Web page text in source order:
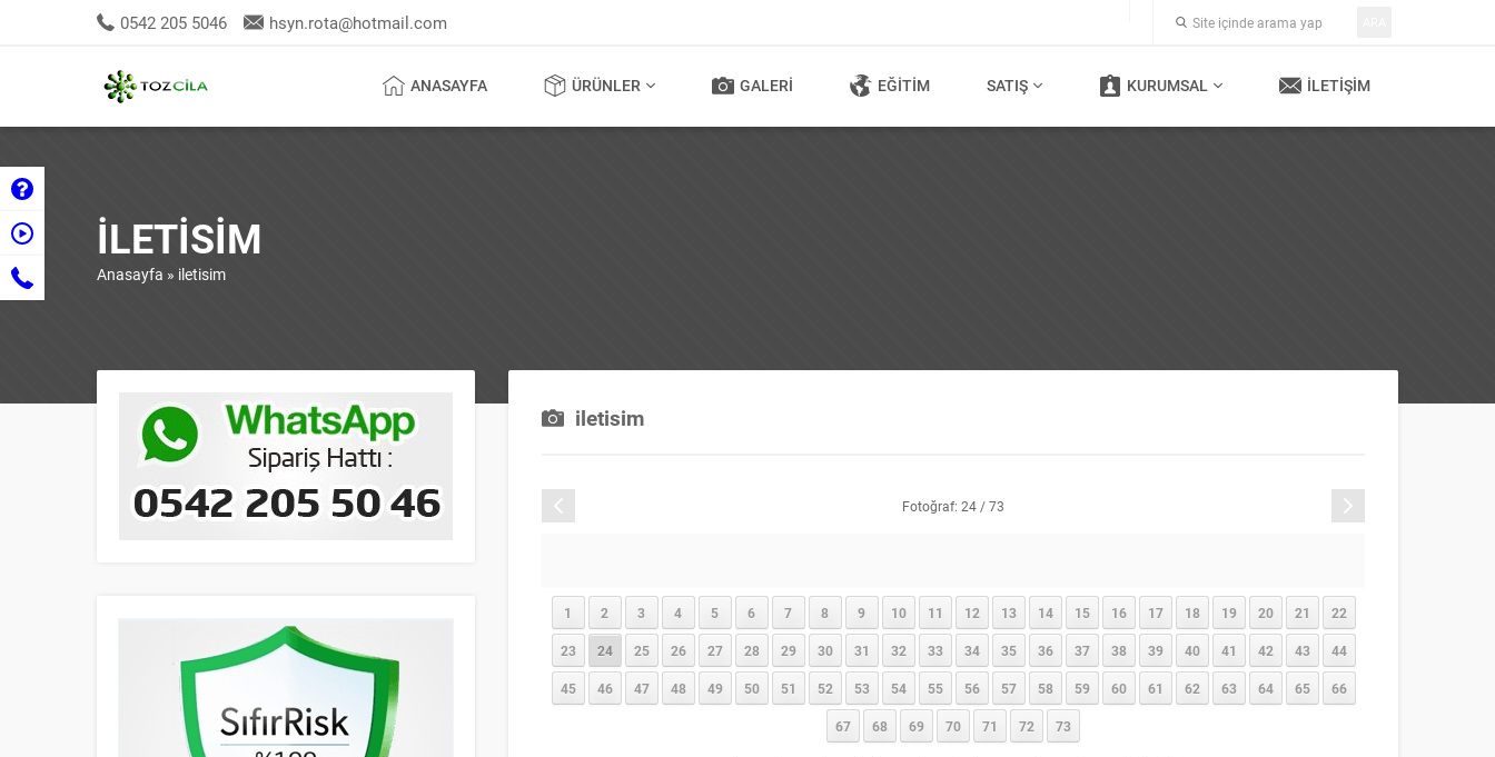
0542 205 5046 hsyn.rota@hotmail.com
ANASAYFA ÜRÜNLER GALERI EĞITIM SATIŞ KURUMSAL İLETIŞIM
ILETISIM
Anasayfa » iletisim
iletisim
Fotoğraf: 24 / 73
1 2 3 4 5 6 7 8 9 10 11 12 13 14 15 16 17 18 19 20 21 22
23 24 25 26 27 28 29 30 31 32 33 34 35 36 37 38 39 40 41 42 43 44
45 46 47 48 49 50 51 52 53 54 55 56 57 58 59 60 61 62 63 64 65 66
67 68 69 70 71 72 73